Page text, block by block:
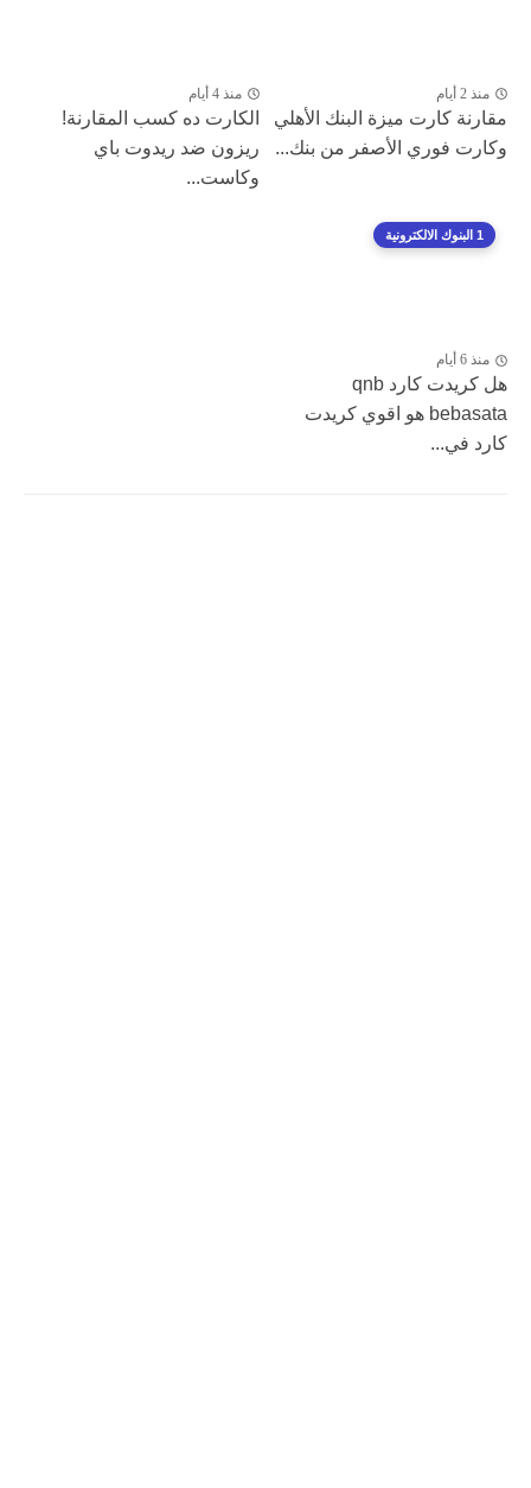
منذ 2 أيام
مقارنة كارت ميزة البنك الأهلي
وكارت فوري الأصفر من بنك...
منذ 4 أيام
الكارت ده كسب المقارنة!
ريزون ضد ريدوت باي
وكاست...
1 البنوك الالكترونية
منذ 6 أيام
هل كريدت كارد qnb
bebasata هو اقوي كريدت
كارد في...